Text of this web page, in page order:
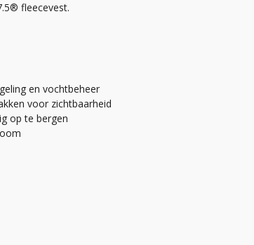
fleecevest.
en vochtbeheer
voor zichtbaarheid
op te bergen